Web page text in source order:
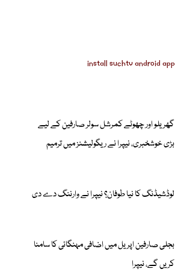
گھریلو اور چھوٹے کمرشل سولر صارفین کے لیے
بڑی خوشخبری، نیپرا نے ریگولیشنز میں ترمیم
لوڈشیڈنگ کا نیا طوفان؟ نیپرا نے وارننگ دے دی
بجلی صارفین اپریل میں اضافی مہنگائی کا سامنا
کریں گے، نیپرا